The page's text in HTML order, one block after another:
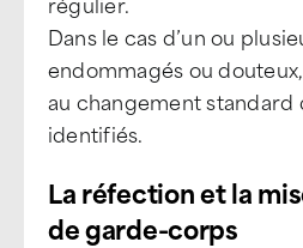
Dans le cas d’un ou
endommagés ou
au changement standard
identifiés.
La réfection et la
de garde-corps